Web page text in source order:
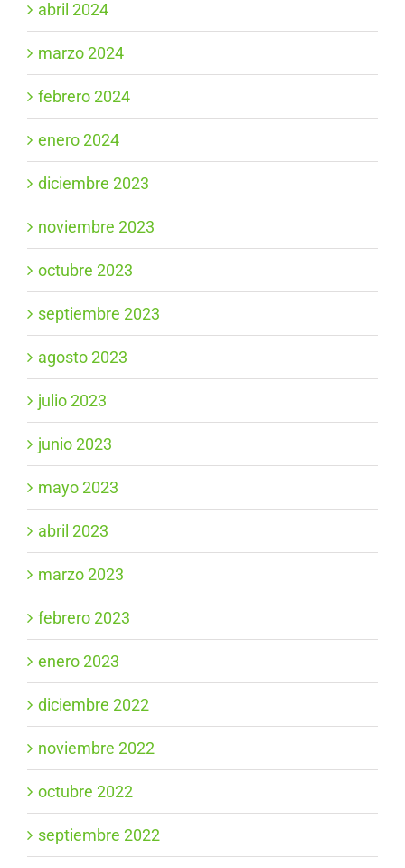
abril 2024
marzo 2024
febrero 2024
enero 2024
diciembre 2023
noviembre 2023
octubre 2023
septiembre 2023
agosto 2023
julio 2023
junio 2023
mayo 2023
abril 2023
marzo 2023
febrero 2023
enero 2023
diciembre 2022
noviembre 2022
octubre 2022
septiembre 2022